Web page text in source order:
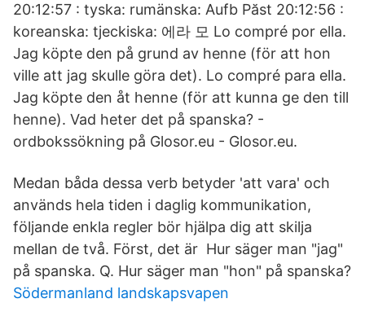
20:12:57 : tyska: rumänska: Aufb Păst 20:12:56 :
koreanska: tjeckiska: 에라 모 Lo compré por ella.
Jag köpte den på grund av henne (för att hon
ville att jag skulle göra det). Lo compré para ella.
Jag köpte den åt henne (för att kunna ge den till
henne). Vad heter det på spanska? -
ordbokssökning på Glosor.eu - Glosor.eu.
Medan båda dessa verb betyder 'att vara' och
används hela tiden i daglig kommunikation,
följande enkla regler bör hjälpa dig att skilja
mellan de två. Först, det är Hur säger man "jag"
på spanska. Q. Hur säger man "hon" på spanska?
Södermanland landskapsvapen